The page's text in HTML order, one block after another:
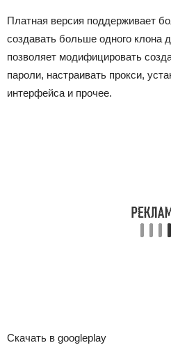
Платная версия поддерживает
создавать больше одного клона
позволяет модифицировать
пароли, настраивать прокси,
интерфейса и прочее.
Скачать в googleplay